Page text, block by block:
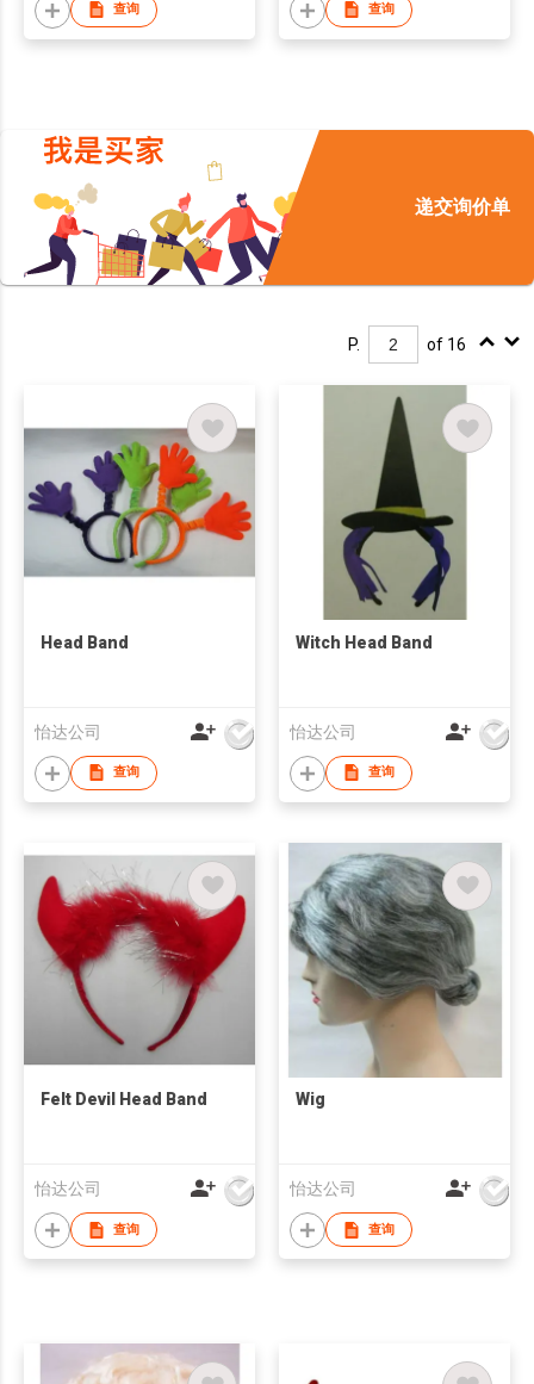
查询 查询
递交询价单
P. of 16
Head Band
怡达公司
查询
Witch Head Band
怡达公司
查询
Felt Devil Head Band
怡达公司
查询
Wig
怡达公司
查询